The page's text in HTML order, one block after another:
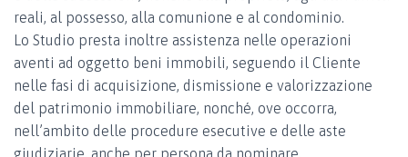
reali, al possesso, alla comunione e al condominio.
Lo Studio presta inoltre assistenza nelle operazioni
aventi ad oggetto beni immobili, seguendo il Cliente
nelle fasi di acquisizione, dismissione e valorizzazione
del patrimonio immobiliare, nonché, ove occorra,
nell’ambito delle procedure esecutive e delle aste
giudiziarie, anche per persona da nominare.